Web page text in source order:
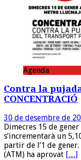
Agenda
Contra la
CONCENTRACIÓ
30 de desembre de
Dimecres 15 de
s’incrementarà un
partir de l’1 de
(ATM) ha aprovat […]